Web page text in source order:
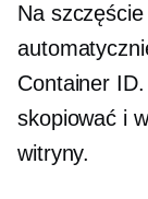
Na
Container
skopiować i
witryny.